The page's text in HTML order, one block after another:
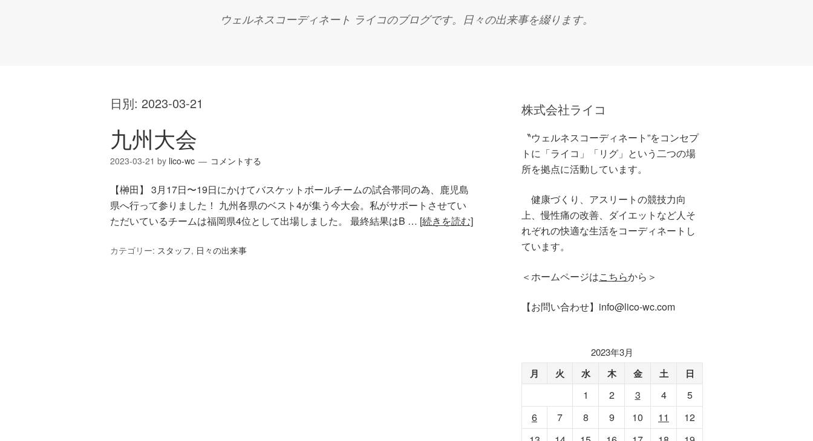
ウェルネスコーディネート ライコのブログです。日々の出来事を綴ります。
日別: 2023-03-21
九州大会
2023-03-21 by lico-wc コメントする
【榊田】 3月17日〜19日にかけてバスケットボールチームの試合帯同の為、鹿児島
県へ行って参りました！ 九州各県のベスト4が集う今大会。私がサポートさせてい
ただいているチームは福岡県4位として出場しました。 最終結果はB … [続きを読む]
カテゴリー: スタッフ, 日々の出来事
株式会社ライコ
〝ウェルネスコーディネート”をコンセプ
トに「ライコ」「リグ」という二つの場
所を拠点に活動しています。
健康づくり、アスリートの競技力向
上、慢性痛の改善、ダイエットなど人そ
れぞれの快適な生活をコーディネートし
ています。
＜ホームページはこちらから＞
【お問い合わせ】info@lico-wc.com
2023年3月
月 火 水 木 金 土 日
1 2 3 4
5
6
7 8 9 10 11
12